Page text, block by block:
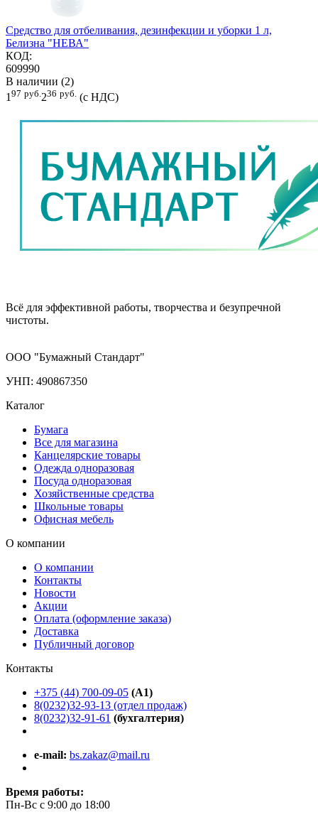
Средство для отбеливания, дезинфекции и уборки 1 л,
Белизна "НЕВА"
КОД:
609990
В наличии (2)
1 97 руб. 236 руб. (с НДС)
Всё для эффективной работы, творчества и безупречной
чистоты.
ООО "Бумажный Стандарт"
УНП: 490867350
Каталог
Бумага
Все для магазина
Канцелярские товары
Одежда одноразовая
Посуда одноразовая
Хозяйственные средства
Школьные товары
Офисная мебель
О компании
О компании
Контакты
Новости
Акции
Оплата (оформление заказа)
Доставка
Публичный договор
Контакты
+375 (44) 700-09-05 (A1)
8(0232)32-93-13 (отдел продаж)
8(0232)32-91-61 (бухгалтерия)
e-mail: bs.zakaz@mail.ru
Время работы:
Пн-Вс с 9:00 до 18:00